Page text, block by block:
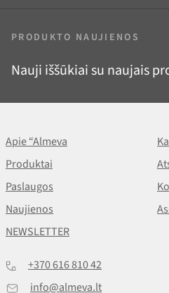
PRODUKTO NAUJIENOS
Nauji iššūkiai su naujais
Apie “Almeva
Produktai
Paslaugos
Naujienos
NEWSLETTER
+370 616 810 42
info@almeva.lt